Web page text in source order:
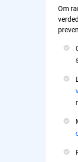
Om